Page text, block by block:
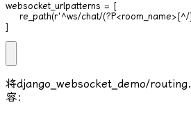
websocket_urlpatterns = [
re_path(r'^ws/chat/
]
将django_websocket_demo/
容：